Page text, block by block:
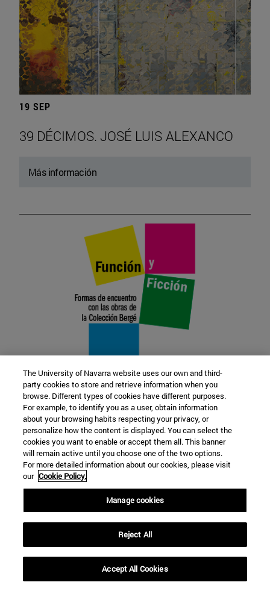
19 SEP
39 DÉCIMOS. JOSÉ LUIS ALEXANCO
Más información
22 SEP
FUNCIÓN Y FICCIÓN. Varios artistas
Más información
The University of Navarra website uses our own and third-
party cookies to store and retrieve information when you
browse. Different types of cookies have different purposes.
For example, to identify you as a user, obtain information
about your browsing habits respecting your privacy, or
personalize how the content is displayed. You can select the
cookies you want to enable or accept them all. This banner
will remain active until you choose one of the two options.
For more detailed information about our cookies, please visit
our Cookie Policy.
Manage cookies
Reject All
Accept All Cookies